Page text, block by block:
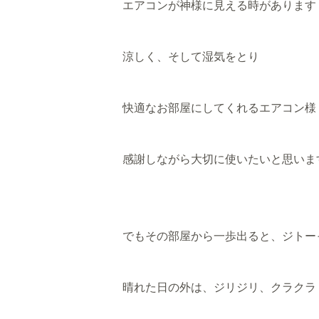
エアコンが神様に見える時があります
涼しく、そして湿気をとり
快適なお部屋にしてくれるエアコン様
感謝しながら大切に使いたいと思い
でもその部屋から一歩出ると、ジトー
晴れた日の外は、ジリジリ、クラクラ